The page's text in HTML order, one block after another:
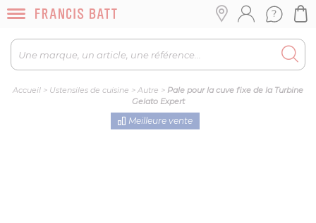
Accueil > Ustensiles de cuisine > Autre > Pale pour la cuve fixe de la Turbine
Gelato Expert
Meilleure vente